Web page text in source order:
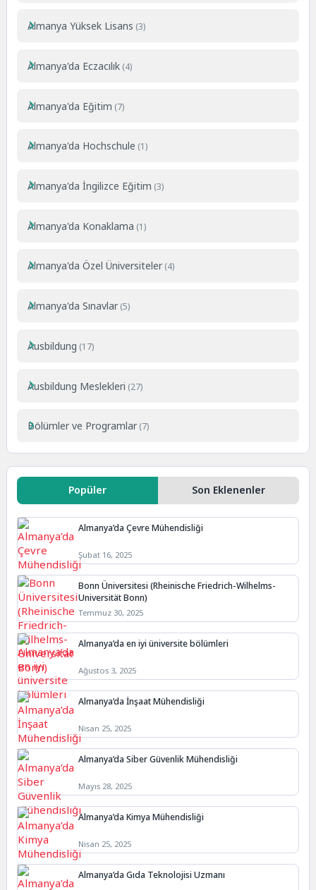
Almanya Yüksek Lisans (3)
Almanya'da Eczacılık (4)
Almanya'da Eğitim (7)
Almanya'da Hochschule (1)
Almanya'da İngilizce Eğitim (3)
Almanya'da Konaklama (1)
Almanya'da Özel Üniversiteler (4)
Almanya'da Sınavlar (5)
Ausbildung (17)
Ausbildung Meslekleri (27)
Bölümler ve Programlar (7)
Popüler Son Eklenenler
Almanya’da Çevre Mühendisliği
Şubat 16, 2025
Bonn Üniversitesi (Rheinische Friedrich-Wilhelms-
Universität Bonn)
Temmuz 30, 2025
Almanya’da en iyi üniversite bölümleri
Ağustos 3, 2025
Almanya’da İnşaat Mühendisliği
Nisan 25, 2025
Almanya’da Siber Güvenlik Mühendisliği
Mayıs 28, 2025
Almanya’da Kimya Mühendisliği
Nisan 25, 2025
Almanya’da Gıda Teknolojisi Uzmanı